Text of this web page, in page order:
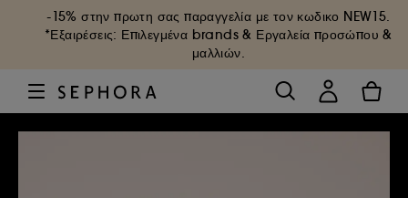
-15% στην πρωτη σας παραγγελία με τον κωδικο NEW15.
*Εξαιρέσεις: Επιλεγμένα brands & Εργαλεία προσώπου &
μαλλιών.